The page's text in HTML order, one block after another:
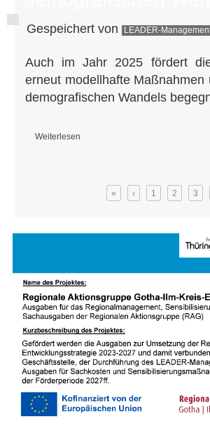
Gespeichert von LEADER-
Auch im Jahr 2025 fördert
erneut modellhafte
demografischen Wandels
Weiterlesen
« ‹ 1 2 3